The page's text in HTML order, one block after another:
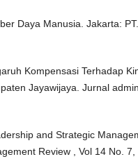
Daya Manusia. Jakarta:
Kompensasi Terhadap
Jayawijaya. Jurnal
and Strategic
Review , Vol 14 No. 7,